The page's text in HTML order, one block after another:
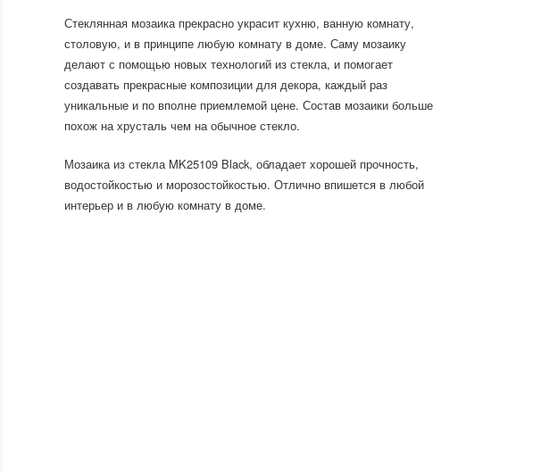
Стеклянная мозаика прекрасно украсит кухню, ванную комнату,
столовую, и в принципе любую комнату в доме. Саму мозаику
делают с помощью новых технологий из стекла, и помогает
создавать прекрасные композиции для декора, каждый раз
уникальные и по вполне приемлемой цене. Состав мозаики больше
похож на хрусталь чем на обычное стекло.
Мозаика из стекла MK25109 Black, обладает хорошей прочность,
водостойкостью и морозостойкостью. Отлично впишется в любой
интерьер и в любую комнату в доме.